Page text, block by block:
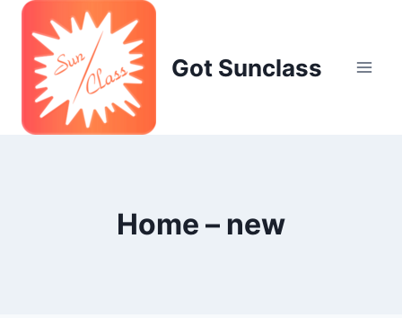
Skip
content
Got Sunclass
Home – new